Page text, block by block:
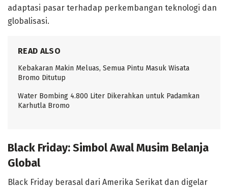
adaptasi pasar terhadap perkembangan teknologi dan
globalisasi.
READ ALSO
Kebakaran Makin Meluas, Semua Pintu Masuk Wisata
Bromo Ditutup
Water Bombing 4.800 Liter Dikerahkan untuk Padamkan
Karhutla Bromo
Black Friday: Simbol Awal Musim Belanja
Global
Black Friday berasal dari Amerika Serikat dan digelar